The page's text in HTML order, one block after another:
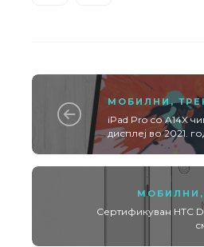
МОБИЛНИ,
iPad Pro со A14X
дисплеј во 2021.
МОБИЛНИ ,
Сертификуван HTC